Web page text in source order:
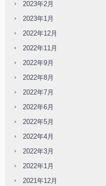
2023年2月
2023年1月
2022年12月
2022年11月
2022年9月
2022年8月
2022年7月
2022年6月
2022年5月
2022年4月
2022年3月
2022年1月
2021年12月